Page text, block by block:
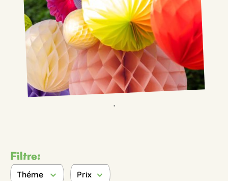
.
Filtre:
Théme Prix